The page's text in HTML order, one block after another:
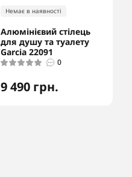
Немає в наявності
Алюмінієвий стілець
для душу та туалету
Garcia 22091
0
9 490 грн.